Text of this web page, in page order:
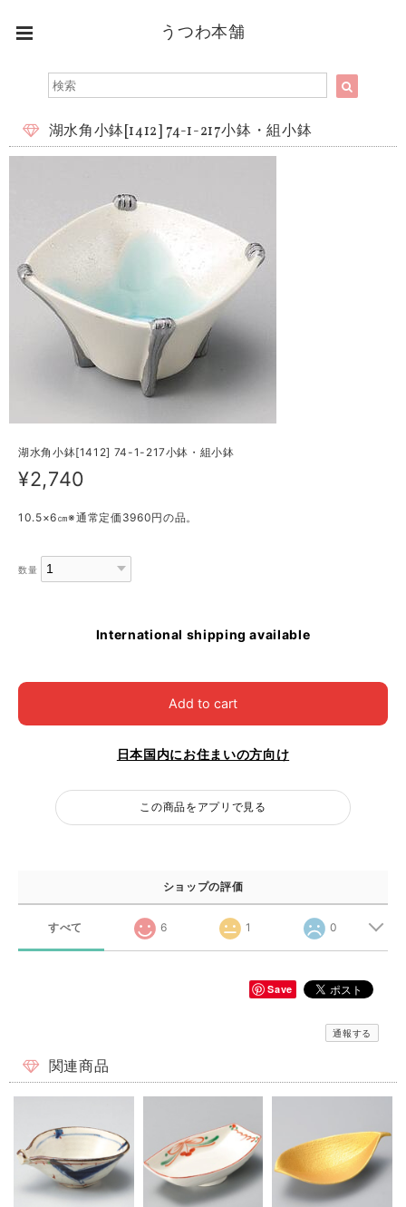
うつわ本舗
湖水角小鉢[1412] 74-1-217小鉢・組小鉢
湖水角小鉢[1412] 74-1-217小鉢・組小鉢
¥2,740
10.5×6㎝※通常定価3960円の品。
数量
International shipping available
Add to cart
日本国内にお住まいの方向け
この商品をアプリで見る
ショップの評価
すべて 6 1 0
Save
通報する
関連商品